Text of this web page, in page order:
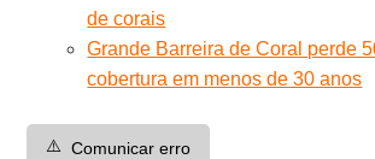
de corais
Grande Barreira de Coral perde
cobertura em menos de 30 anos
⚠️ Comunicar erro